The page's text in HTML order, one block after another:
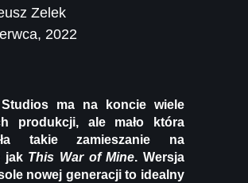
Zelek
2022
ma na koncie wiele
produkcji, ale mało która
takie zamieszanie na
jak This War of Mine. Wersja
nowej generacji to idealny